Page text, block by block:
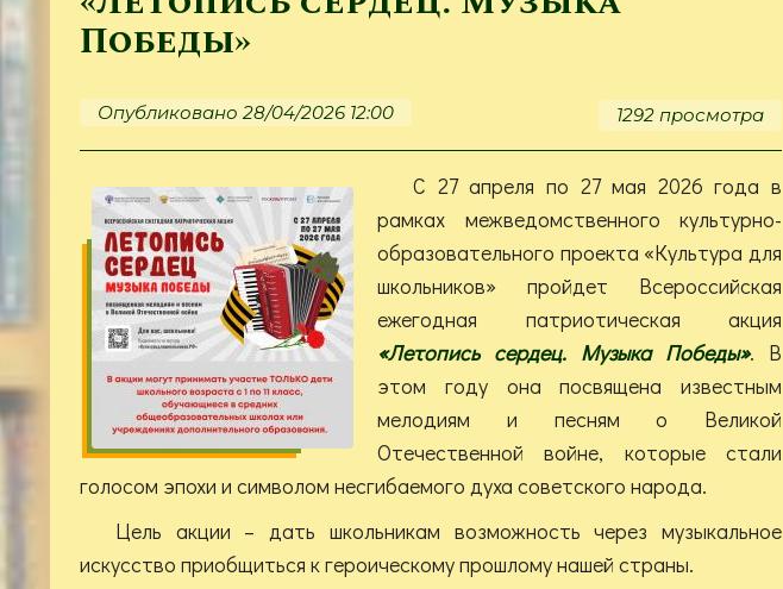
Победы»
Опубликовано 28/04/2026 12:00 1292 просмотра
С 27 апреля по 27 мая 2026 года в
рамках межведомственного культурно-
образовательного проекта «Культура для
школьников» пройдет Всероссийская
ежегодная патриотическая акция
«Летопись сердец. Музыка Победы». В
этом году она посвящена известным
мелодиям и песням о Великой
Отечественной войне, которые стали
голосом эпохи и символом несгибаемого духа советского народа.
Цель акции – дать школьникам возможность через музыкальное
искусство приобщиться к героическому прошлому нашей страны.